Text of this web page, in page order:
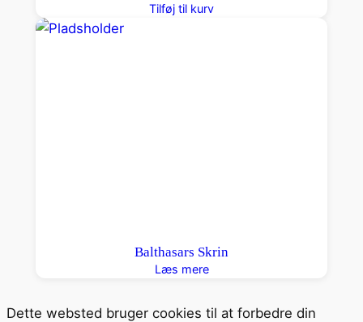
Tilføj til kurv
Balthasars Skrin
Læs mere
Dette websted bruger cookies til at forbedre din